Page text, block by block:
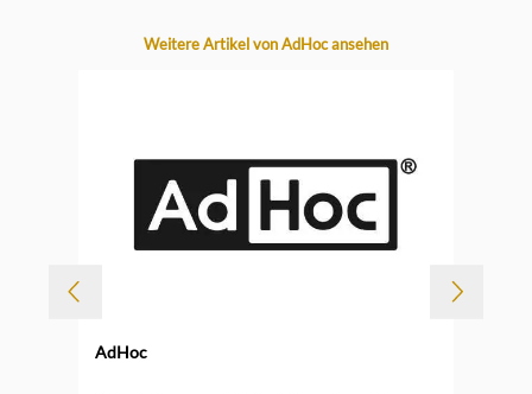
Produktgalerie überspringen
Weitere Artikel von AdHoc ansehen
AdHoc